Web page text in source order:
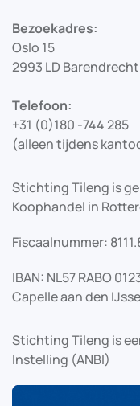
Bezoekadres:
Oslo 15
2993 LD Barendrecht
Telefoon:
+31 (0)180 -744 285
(alleen tijdens
Stichting Tileng is
Koophandel in
Fiscaalnummer:
IBAN: NL57 RABO
Capelle aan den
Stichting Tileng is
Instelling (ANBI)